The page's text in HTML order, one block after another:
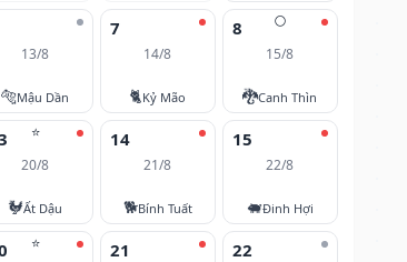
13/8
🐅Mậu Dần
7
14/8
🐈Kỷ Mão
🌕
8
15/8
🐉Canh Thìn
⭐
20/8
🐓Ất Dậu
14
21/8
🐕Bính Tuất
15
22/8
🐖Đinh Hợi
⭐ 21 22